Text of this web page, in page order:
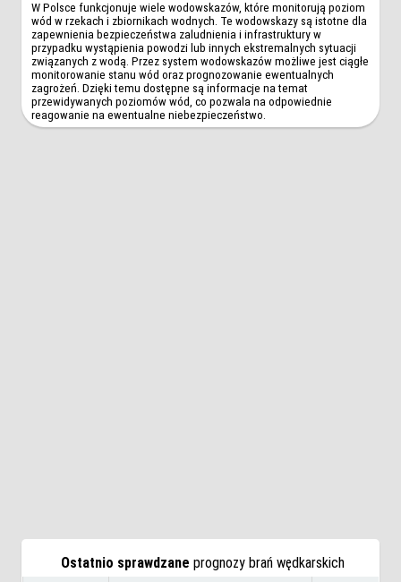
W Polsce funkcjonuje wiele wodowskazów, które monitorują poziom
wód w rzekach i zbiornikach wodnych. Te wodowskazy są istotne dla
zapewnienia bezpieczeństwa zaludnienia i infrastruktury w
przypadku wystąpienia powodzi lub innych ekstremalnych sytuacji
związanych z wodą. Przez system wodowskazów możliwe jest ciągłe
monitorowanie stanu wód oraz prognozowanie ewentualnych
zagrożeń. Dzięki temu dostępne są informacje na temat
przewidywanych poziomów wód, co pozwala na odpowiednie
reagowanie na ewentualne niebezpieczeństwo.
Ostatnio sprawdzane prognozy brań wędkarskich